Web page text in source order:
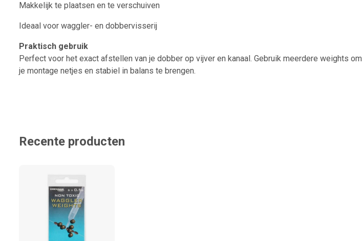
Makkelijk te plaatsen en te verschuiven
Ideaal voor waggler- en dobbervisserij
Praktisch gebruik
Perfect voor het exact afstellen van je dobber op vijver en kanaal. Gebruik meerdere weights om
je montage netjes en stabiel in balans te brengen.
Recente producten